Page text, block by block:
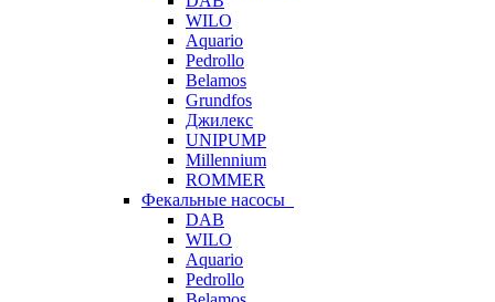
WILO
Aquario
Pedrollo
Belamos
Grundfos
Джилекс
UNIPUMP
Millennium
ROMMER
Фекальные насосы
DAB
WILO
Aquario
Pedrollo